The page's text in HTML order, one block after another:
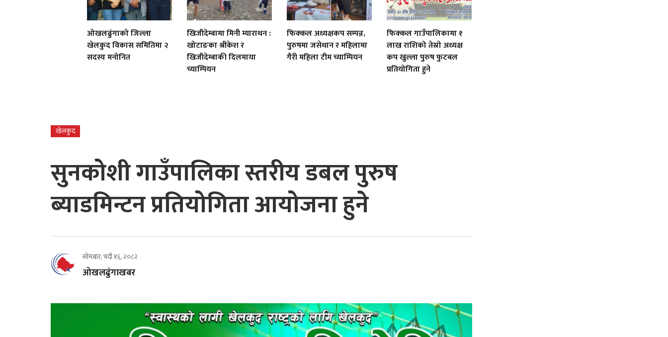
ओखलढुंगाको जिल्ला
खेलकुद विकास समितिमा २
सदस्य मनोनित
खिजीदेम्बामा मिनी म्याराथन :
खोटाङका श्रीकेश र
खिजीदेम्बाकी दिलमाया
च्याम्पियन
फिक्कल अध्यक्षकप सम्पन्न,
पुरुषमा जसेथान र महिलामा
गैरी महिला टीम च्याम्पियन
फिक्कल गाउँपालिकामा १
लाख राशिको तेस्रो अध्यक्ष
कप खुल्ला पुरुष फुटबल
प्रतियोगिता हुने
खेलकुद
सुनकोशी गाउँपालिका स्तरीय डबल पुरुष
ब्याडमिन्टन प्रतियोगिता आयोजना हुने
सोमबार, भदौ १६, २०८२
ओखलढुंगाखबर